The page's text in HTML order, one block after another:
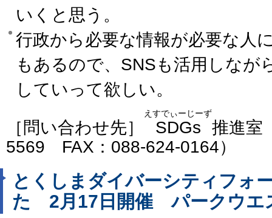
いくと思う。
行政から必要な情報が必要な人
もあるので、SNSも活用しなが
していって欲しい。
［問い合わせ先］ SDGs
えすでぃーじーず
推進室
5569 FAX：088-624-0164）
とくしまダイバーシティフォ
た 2月17日開催 パークウエ